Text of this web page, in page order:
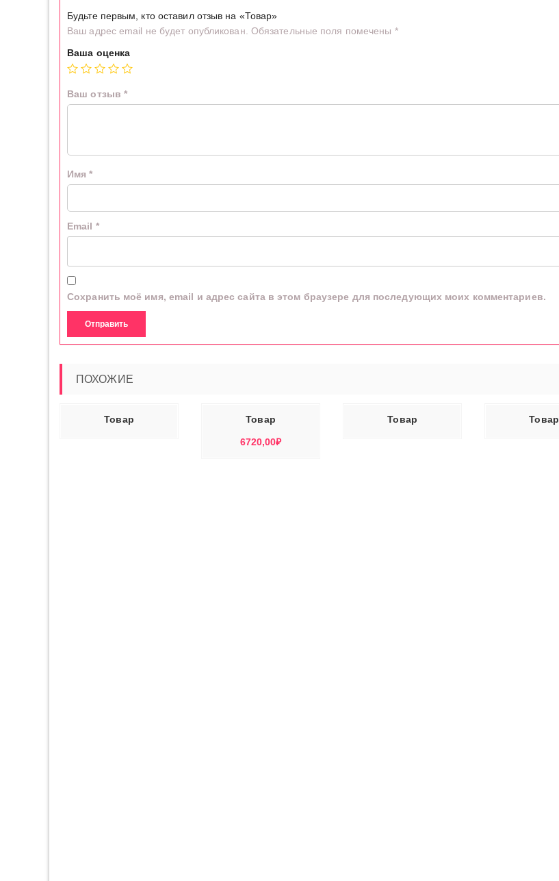
Будьте первым, кто оставил отзыв на «Товар»
Ваш адрес email не будет опубликован. Обязательные поля помечены *
Ваша оценка
Ваш отзыв *
Имя*
Email *
Сохранить моё имя, email и адрес сайта в этом браузере для последующих моих комментариев.
ПОХОЖИЕ
Товар Товар
6720,00₽
Товар Товар